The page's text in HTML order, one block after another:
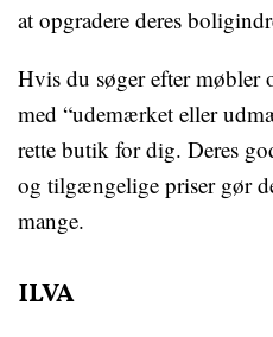
at opgradere deres
Hvis du søger efter
med “udemærket eller
rette butik for dig. Deres
og tilgængelige priser gør
mange.
ILVA